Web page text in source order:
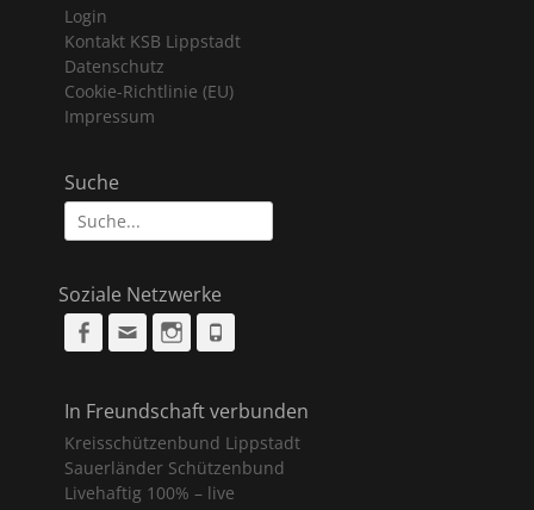
Login
Kontakt KSB Lippstadt
Datenschutz
Cookie-Richtlinie (EU)
Impressum
Suche
Suche
nach:
Soziale Netzwerke
Facebook
Email Instagram
In Freundschaft verbunden
Kreisschützenbund Lippstadt
Sauerländer Schützenbund
Livehaftig 100% – live